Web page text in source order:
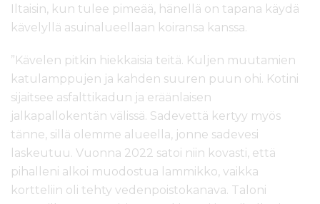
Iltaisin, kun tulee pimeää, hänellä on tapana käydä
kävelyllä asuinalueellaan koiransa kanssa.
”Kävelen pitkin hiekkaisia teitä. Kuljen muutamien
katulamppujen ja kahden suuren puun ohi. Kotini
sijaitsee asfalttikadun ja eräänlaisen
jalkapallokentän välissä. Sadevettä kertyy myös
tänne, sillä olemme alueella, jonne sadevesi
laskeutuu. Vuonna 2022 satoi niin kovasti, että
pihalleni alkoi muodostua lammikko, vaikka
kortteliin oli tehty vedenpoistokanava. Taloni